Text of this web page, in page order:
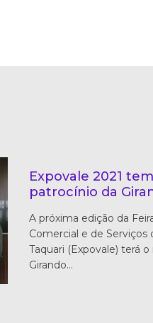
Expovale 2021 tem
patrocínio da
A próxima edição da
Comercial e de Serviços
Taquari (Expovale) terá
Girando…